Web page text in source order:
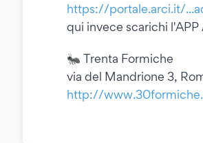
https://portale.arci.it/
qui invece scarichi
🐜 Trenta Formiche
via del Mandrione 3,
http://